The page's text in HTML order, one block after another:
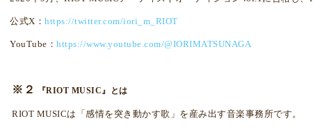
公式X ：https://twitter.com/iori_m_RIOT
YouTube ：https://www.youtube.com/@IORIMATSUNAGA
※２ 『RIOT MUSIC』とは
RIOT MUSICは「感情を突き動かす歌」を産み出す音楽事務所です。